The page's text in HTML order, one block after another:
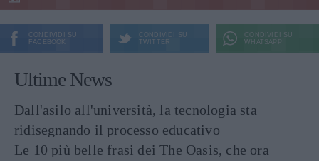
CONDIVIDI SU
FACEBOOK
CONDIVIDI SU
TWITTER
CONDIVIDI SU
WHATSAPP
Ultime News
Dall'asilo all'università, la tecnologia sta
ridisegnando il processo educativo
Le 10 più belle frasi dei The Oasis, che ora